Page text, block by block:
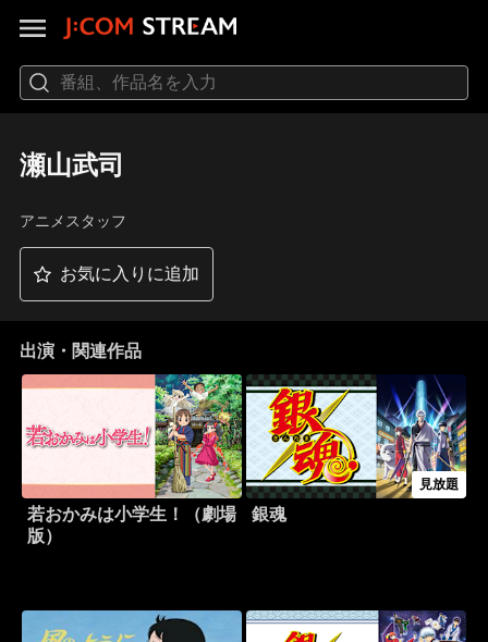
瀬山武司
アニメスタッフ
お気に入りに追加
出演・関連作品
若おかみは小学生！（劇場
版）
見放題
銀魂